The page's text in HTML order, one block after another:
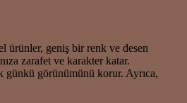
ürünler, geniş bir renk ve desen
zarafet ve karakter katar.
günkü görünümünü korur. Ayrıca,